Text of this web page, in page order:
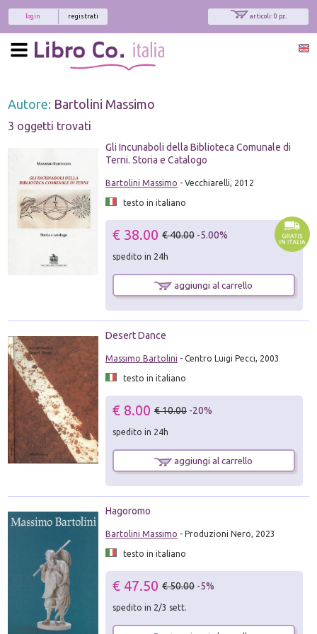
articoli: 0 pz.
registrati
login
Autore: Bartolini Massimo
3 oggetti trovati
Gli Incunaboli della Biblioteca Comunale di
Terni. Storia e Catalogo
Bartolini Massimo - Vecchiarelli, 2012
testo in italiano
€ 38.00 € 40.00 -5.00%
spedito in 24h
aggiungi al carrello
Desert Dance
Massimo Bartolini - Centro Luigi Pecci, 2003
testo in italiano
€ 8.00 € 10.00 -20%
spedito in 24h
aggiungi al carrello
Hagoromo
Bartolini Massimo - Produzioni Nero, 2023
testo in italiano
€ 47.50 € 50.00 -5%
spedito in 2/3 sett.